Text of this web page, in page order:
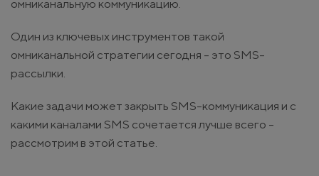
омниканальную коммуникацию.
Один из ключевых инструментов такой
омниканальной стратегии сегодня - это SMS-
рассылки.
Какие задачи может закрыть SMS-коммуникация и с
какими каналами SMS сочетается лучше всего -
рассмотрим в этой статье.